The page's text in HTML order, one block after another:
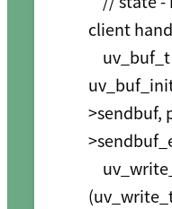
client
>sendbuf,